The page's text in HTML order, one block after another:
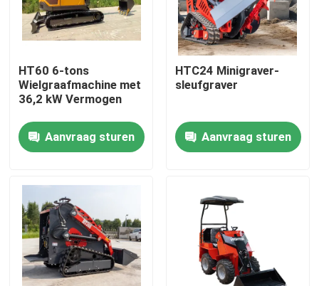
Fabrieksreis
Contacteer ons
nieuws
Vraag een offerte aan
Hightop Mini Excavator
kleine hydraulische graafmachine
HT60 6-tons
Wielgraafmachine met
36,2 kW Vermogen
Aanvraag sturen
HTC24 Minigraver-
sleufgraver
Aanvraag sturen